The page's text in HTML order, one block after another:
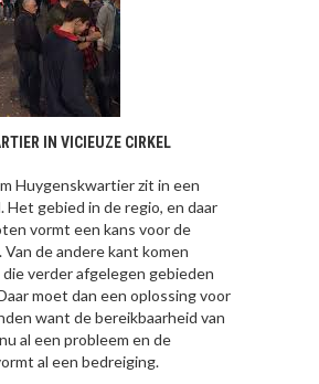
IN VICIEUZE CIRKEL
Huygenskwartier zit in een
Het gebied in de regio, en daar
vormt een kans voor de
de andere kant komen
verder afgelegen gebieden
moet dan een oplossing voor
want de bereikbaarheid van
al een probleem en de
al een bedreiging.